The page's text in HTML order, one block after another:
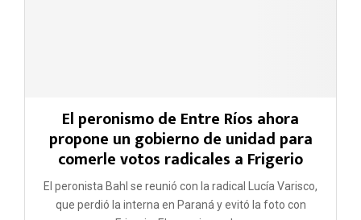
El peronismo de Entre Ríos ahora
propone un gobierno de unidad para
comerle votos radicales a Frigerio
El peronista Bahl se reunió con la radical Lucía Varisco,
que perdió la interna en Paraná y evitó la foto con